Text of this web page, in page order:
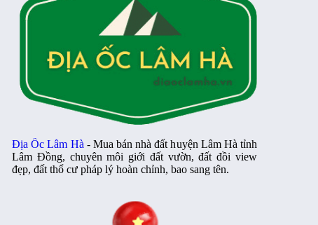
Địa Ốc Lâm Hà - Mua bán nhà đất huyện Lâm Hà tỉnh
Lâm Đồng, chuyên môi giới đất vườn, đất đồi view
đẹp, đất thổ cư pháp lý hoàn chỉnh, bao sang tên.